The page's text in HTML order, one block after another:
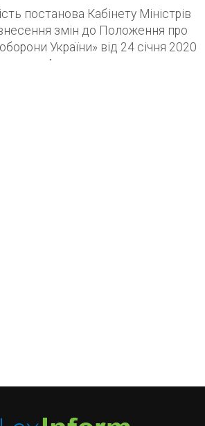
постанова Кабінету Міністрів
змін до Положення про
України» від 24 січня 2020
до п. 4...